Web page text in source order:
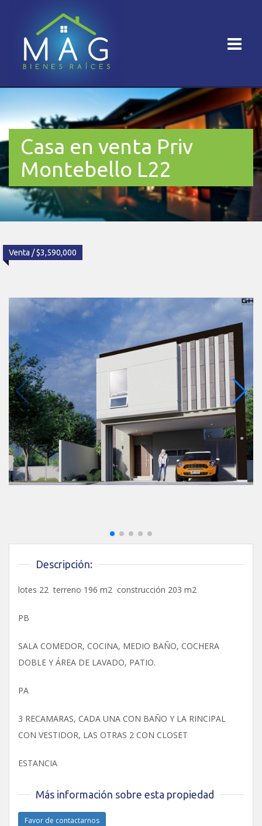
Casa en venta Priv
Montebello L22
Venta / $3,590,000
Descripción:
lotes 22 terreno 196 m2 construcción 203 m2
PB
SALA COMEDOR, COCINA, MEDIO BAÑO, COCHERA
DOBLE Y ÁREA DE LAVADO, PATIO.
PA
3 RECAMARAS, CADA UNA CON BAÑO Y LA RINCIPAL
CON VESTIDOR, LAS OTRAS 2 CON CLOSET
ESTANCIA
Más información sobre esta propiedad
Favor de contactarnos